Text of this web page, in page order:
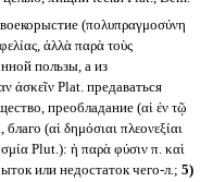
(πολυπραγμοσύνη
ἀλλὰ παρὰ τοὺς
пользы, а из
ἀσκεῖν Plat. предаваться
преобладание (αἱ ἐν τῷ
(αἱ δημόσιαι πλεονεξίαι
Plut.): ἡ παρὰ φύσιν π. καὶ
или недостаток чего-л.; 5)